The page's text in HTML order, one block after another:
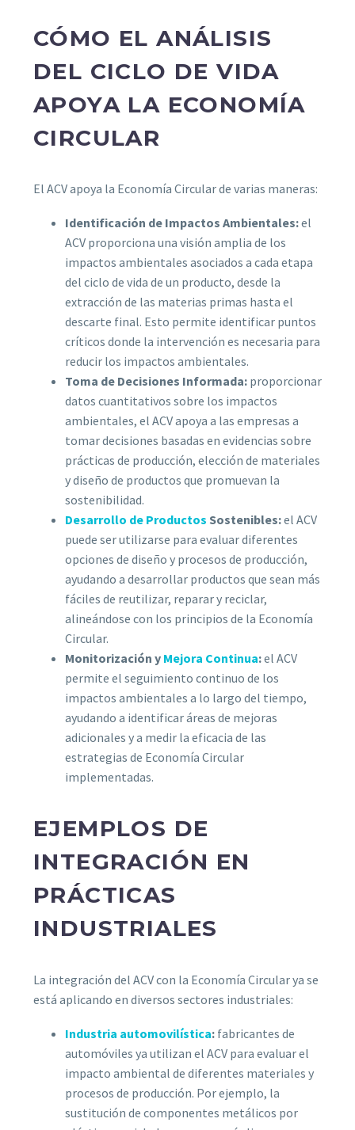
CÓMO EL ANÁLISIS
DEL CICLO DE VIDA
APOYA LA ECONOMÍA
CIRCULAR
El ACV apoya la Economía Circular de varias maneras:
Identificación de Impactos Ambientales:el
ACV proporciona una visión amplia de los
impactos ambientales asociados a cada etapa
del ciclo de vida de un producto, desde la
extracción de las materias primas hasta el
descarte final. Esto permite identificar puntos
críticos donde la intervención es necesaria para
reducir los impactos ambientales.
Toma de Decisiones Informada: proporcionar
datos cuantitativos sobre los impactos
ambientales, el ACV apoya a las empresas a
tomar decisiones basadas en evidencias sobre
prácticas de producción, elección de materiales
y diseño de productos que promuevan la
sostenibilidad.
Desarrollo de Productos Sostenibles:el ACV
puede ser utilizarse para evaluar diferentes
opciones de diseño y procesos de producción,
ayudando a desarrollar productos que sean más
fáciles de reutilizar, reparar y reciclar,
alineándose con los principios de la Economía
Circular.
Monitorización y Mejora Continua:el ACV
permite el seguimiento continuo de los
impactos ambientales a lo largo del tiempo,
ayudando a identificar áreas de mejoras
adicionales y a medir la eficacia de las
estrategias de Economía Circular
implementadas.
EJEMPLOS DE
INTEGRACIÓN EN
PRÁCTICAS
INDUSTRIALES
La integración del ACV con la Economía Circular ya se
está aplicando en diversos sectores industriales:
Industria automovilística: fabricantes de
automóviles ya utilizan el ACV para evaluar el
impacto ambiental de diferentes materiales y
procesos de producción. Por ejemplo, la
sustitución de componentes metálicos por